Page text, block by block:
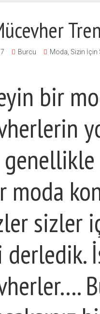
Burcu Moda Sizin İçin
bir
moda
sizler